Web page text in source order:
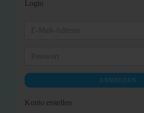
Login
ANMELDEN
Konto erstellen